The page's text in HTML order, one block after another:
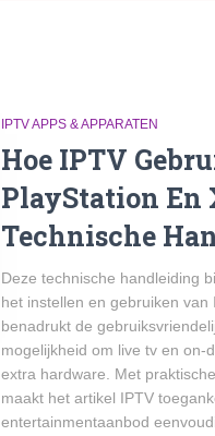
IPTV APPS & APPARATEN
Hoe IPTV
PlayStation En
Technische
Deze technische handleiding
het instellen en gebruiken
benadrukt de
mogelijkheid om live tv en
extra hardware. Met
maakt het artikel IPTV
entertainmentaanbod